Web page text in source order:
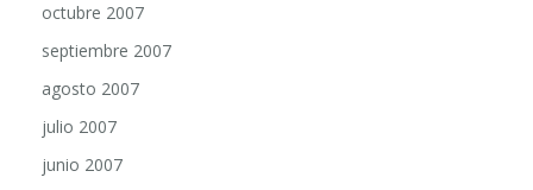
octubre 2007
septiembre 2007
agosto 2007
julio 2007
junio 2007